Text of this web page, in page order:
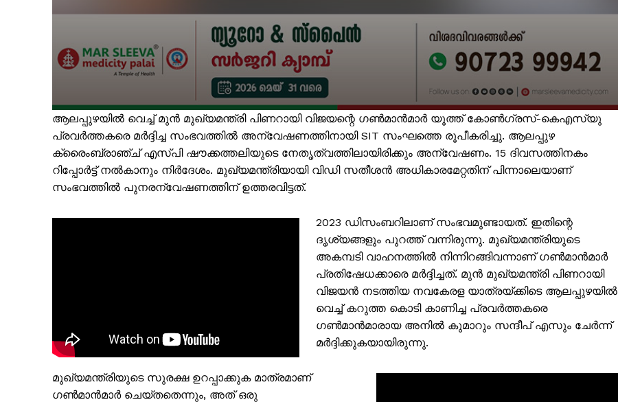
PALA VISION
ആലപ്പുഴയിൽ വെച്ച് മുൻ മുഖ്യമന്ത്രി പിണറായി വിജയന്റെ ഗൺമാൻമാർ യൂത്ത് കോൺഗ്രസ്-കെഎസ്‌യു
പ്രവർത്തകരെ മർദ്ദിച്ച സംഭവത്തിൽ അന്വേഷണത്തിനായി SIT സംഘത്തെ രൂപീകരിച്ചു. ആലപ്പുഴ
ക്രൈംബ്രാഞ്ച് എസ്പി ഷൗക്കത്തലിയുടെ നേതൃത്വത്തിലായിരിക്കും അന്വേഷണം. 15 ദിവസത്തിനകം
റിപ്പോർട്ട് നൽകാനും നിർദേശം. മുഖ്യമന്ത്രിയായി വിഡി സതീശൻ അധികാരമേറ്റതിന് പിന്നാലെയാണ്
സംഭവത്തിൽ പുനരന്വേഷണത്തിന് ഉത്തരവിട്ടത്.
2023 ഡിസംബറിലാണ് സംഭവമുണ്ടായത്. ഇതിന്റെ
ദൃശ്യങ്ങളും പുറത്ത് വന്നിരുന്നു. മുഖ്യമന്ത്രിയുടെ
അകമ്പടി വാഹനത്തിൽ നിന്നിറങ്ങിവന്നാണ് ഗൺമാൻമാർ
പ്രതിഷേധക്കാരെ മർദ്ദിച്ചത്. മുൻ മുഖ്യമന്ത്രി പിണറായി
വിജയൻ നടത്തിയ നവകേരള യാത്രയ്ക്കിടെ ആലപ്പുഴയിൽ
വെച്ച് കറുത്ത കൊടി കാണിച്ച പ്രവർത്തകരെ
ഗൺമാൻമാരായ അനിൽ കുമാറും സന്ദീപ് എസും ചേർന്ന്
മർദ്ദിക്കുകയായിരുന്നു.
മുഖ്യമന്ത്രിയുടെ സുരക്ഷ ഉറപ്പാക്കുക മാത്രമാണ്
ഗൺമാൻമാർ ചെയ്തതെന്നും, അത് ഒരു